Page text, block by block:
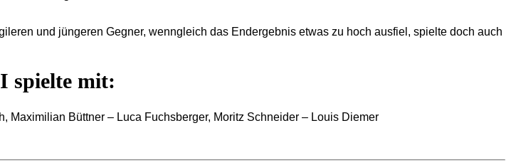
und jüngeren Gegner, wenngleich das Endergebnis etwas zu hoch ausfiel, spielte doch auch
spielte mit:
Maximilian Büttner – Luca Fuchsberger, Moritz Schneider – Louis Diemer